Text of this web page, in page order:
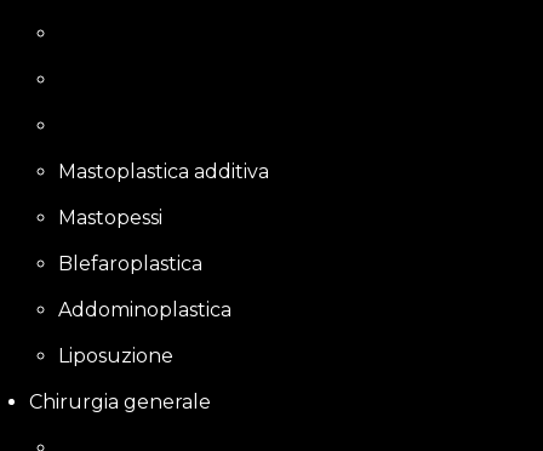
Mastoplastica additiva
Mastopessi
Blefaroplastica
Addominoplastica
Liposuzione
Chirurgia generale